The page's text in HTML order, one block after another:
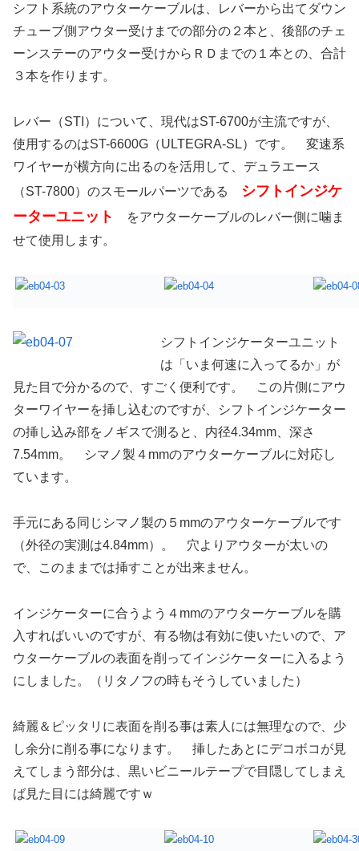
シフト系統のアウターケーブルは、レバーから出てダウン
チューブ側アウター受けまでの部分の２本と、後部のチェ
ーンステーのアウター受けからＲＤまでの１本との、合計
３本を作ります。
レバー（STI）について、現代はST-6700が主流ですが、
使用するのはST-6600G（ULTEGRA-SL）です。 変速系
ワイヤーが横方向に出るのを活用して、デュラエース
（ST-7800）のスモールパーツである シフトインジケ
ーターユニット
をアウターケーブルのレバー側に噛ま
せて使用します。
シフトインジケーターユニット
は「いま何速に入ってるか」が
見た目で分かるので、すごく便利です。 この片側にアウ
ターワイヤーを挿し込むのですが、シフトインジケーター
の挿し込み部をノギスで測ると、内径4.34mm、深さ
7.54mm。 シマノ製４mmのアウターケーブルに対応し
ています。
手元にある同じシマノ製の５mmのアウターケーブルです
（外径の実測は4.84mm）。 穴よりアウターが太いの
で、このままでは挿すことが出来ません。
インジケーターに合うよう４mmのアウターケーブルを購
入すればいいのですが、有る物は有効に使いたいので、ア
ウターケーブルの表面を削ってインジケーターに入るよう
にしました。（リタノフの時もそうしていました）
綺麗＆ピッタリに表面を削る事は素人には無理なので、少
し余分に削る事になります。 挿したあとにデコボコが見
えてしまう部分は、黒いビニールテープで目隠してしまえ
ば見た目には綺麗ですｗ